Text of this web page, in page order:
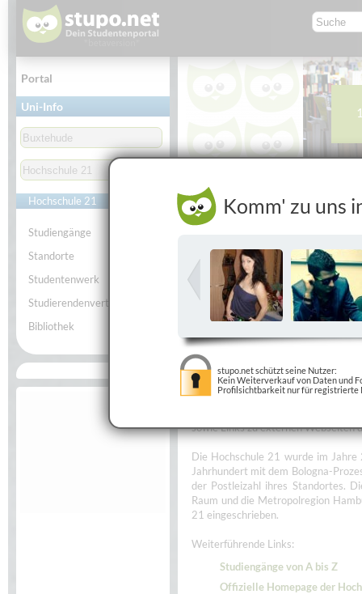
Portal
Uni-Info
Hochschule 21
Studiengänge
Standorte
Studentenwerk
Studierendenvertretung
Bibliothek
Hochschule 21
sowie Links zu externen
Die Hochschule 21 wurde im
Jahrhundert mit dem Bologna-
der Postleizahl ihres Standortes.
Raum und die Metropolregion
21 eingeschrieben.
Weiterführende Links:
Studiengänge von A bis Z
Offizielle Homepage der
Komm' zu uns
stupo.net schützt seine Nutzer:
Kein Weiterverkauf von Daten und
Profilsichtbarkeit nur für registrierte